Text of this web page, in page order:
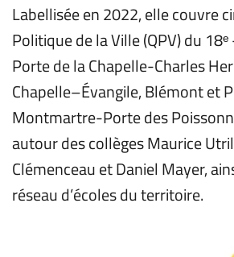
Labellisée en 2022, elle couvre
Politique de la Ville (QPV) du 18ᵉ
Porte de la Chapelle-Charles
Chapelle–Évangile, Blémont et
Montmartre-Porte des
autour des collèges Maurice
Clémenceau et Daniel Mayer,
réseau d’écoles du territoire.